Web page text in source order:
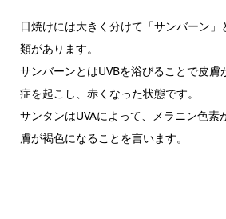
日焼けには大きく分けて「サンバーン
類があります。
サンバーンとはUVBを浴びることで皮膚
症を起こし、赤くなった状態です。
サンタンはUVAによって、メラニン色素
膚が褐色になることを言います。